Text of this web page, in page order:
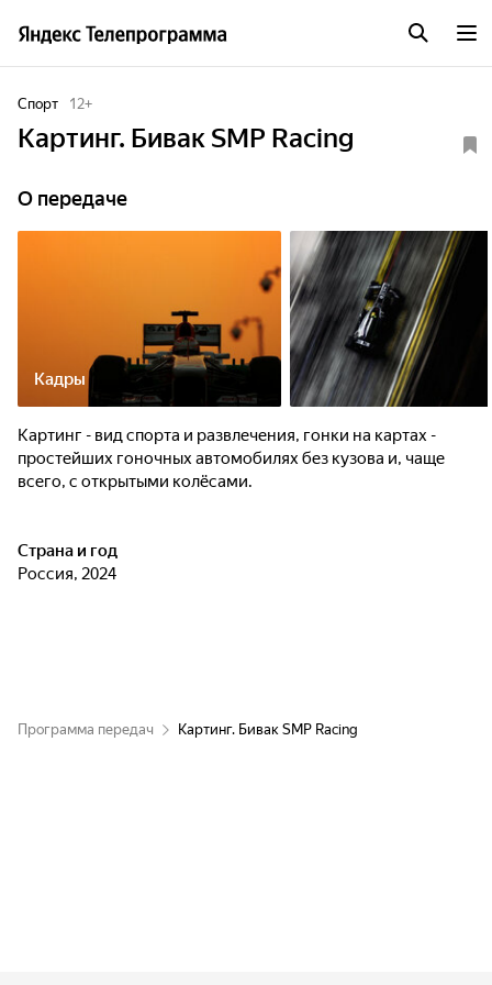
Спорт 12+
Картинг. Бивак SMP Racing
О передаче
Кадры
Картинг - вид спорта и развлечения, гонки на картах -
простейших гоночных автомобилях без кузова и, чаще
всего, с открытыми колёсами.
Страна и год
Россия, 2024
Программа передач Картинг. Бивак SMP Racing